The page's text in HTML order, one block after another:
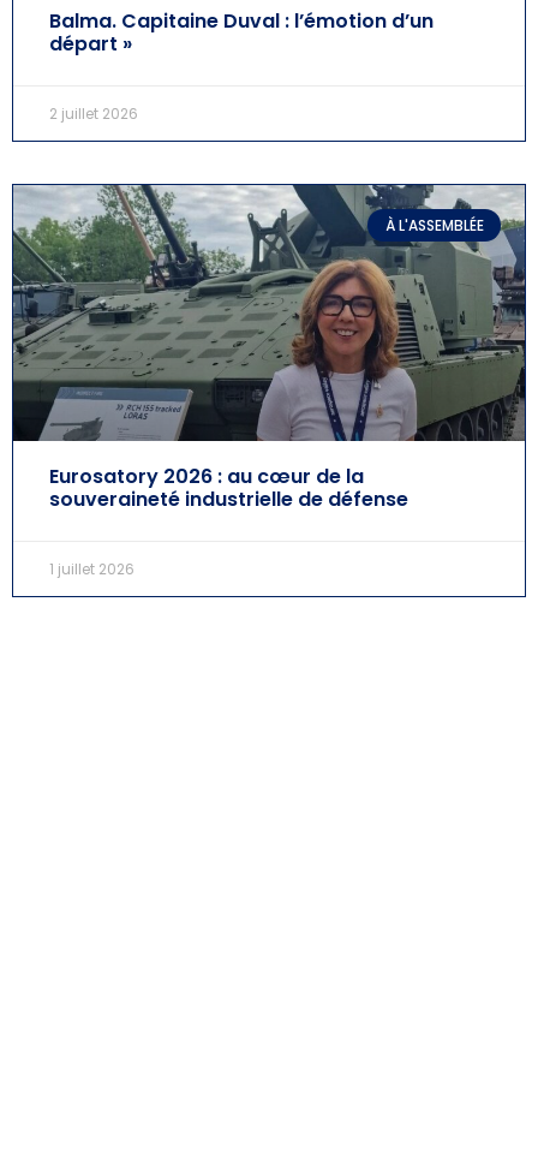
Balma. Capitaine Duval : l’émotion d’un
départ »
2 juillet 2026
À L'ASSEMBLÉE
Eurosatory 2026 : au cœur de la
souveraineté industrielle de défense
1 juillet 2026